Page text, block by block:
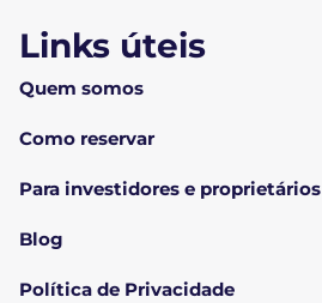
Links úteis
Quem somos
Como reservar
Para investidores e proprietários
Blog
Política de Privacidade